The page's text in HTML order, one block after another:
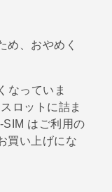
め、おやめく
なっていま
ロットに詰ま
SIM はご利用の
買い上げにな